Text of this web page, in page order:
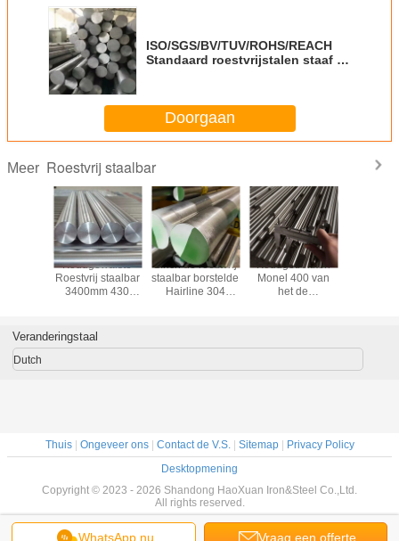
ISO/SGS/BV/TUV/ROHS/REACH
Standaard roestvrijstalen staaf in
Doorgaan
Meer Roestvrij staalbar
Koudgewalste
Roestvrij staalbar
3400mm 430
2Inch de roestvrij
staalbar borstelde
Hairline 304
Koudgetrokken
Monel 400 van
het de
2B Staaf 10mm
WhatsApp nu Vraag een offerte
Veranderingstaal
Dutch
Thuis| Ongeveer ons| Contact de V.S.| Sitemap| Privacy Policy
Desktopmening
Copyright © 2023 - 2026 Shandong HaoXuan Iron&Steel Co.,Ltd.
All rights reserved.